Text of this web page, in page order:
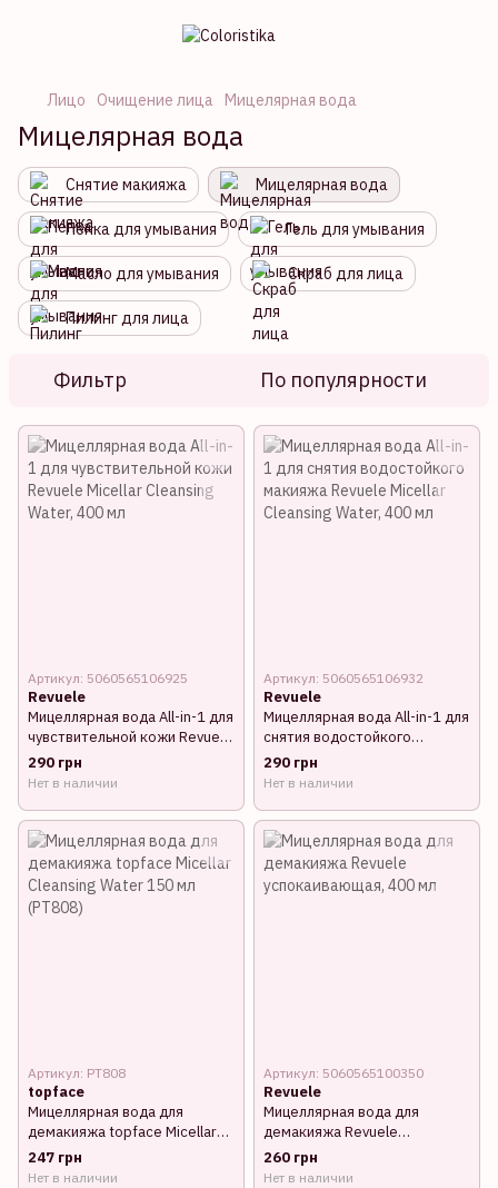
Лицо Очищение лица Мицелярная вода
Мицелярная вода
Снятие макияжа Мицелярная вода
Пенка для умывания Гель для умывания
Масло для умывания Скраб для лица
Пилинг для лица
Фильтр По популярности
Артикул: 5060565106925
Revuele
Мицеллярная вода All-in-1 для
чувствительной кожи Revuele
Micellar Cleansing Water, 400
мл
290 грн
Нет в наличии
Артикул: 5060565106932
Revuele
Мицеллярная вода All-in-1 для
снятия водостойкого
макияжа Revuele Micellar
Cleansing Water, 400 мл
290 грн
Нет в наличии
Артикул: PT808
topface
Мицеллярная вода для
демакияжа topface Micellar
Cleansing Water 150 мл
(PT808)
247 грн
Нет в наличии
Артикул: 5060565100350
Revuele
Мицеллярная вода для
демакияжа Revuele
успокаивающая, 400 мл
260 грн
Нет в наличии